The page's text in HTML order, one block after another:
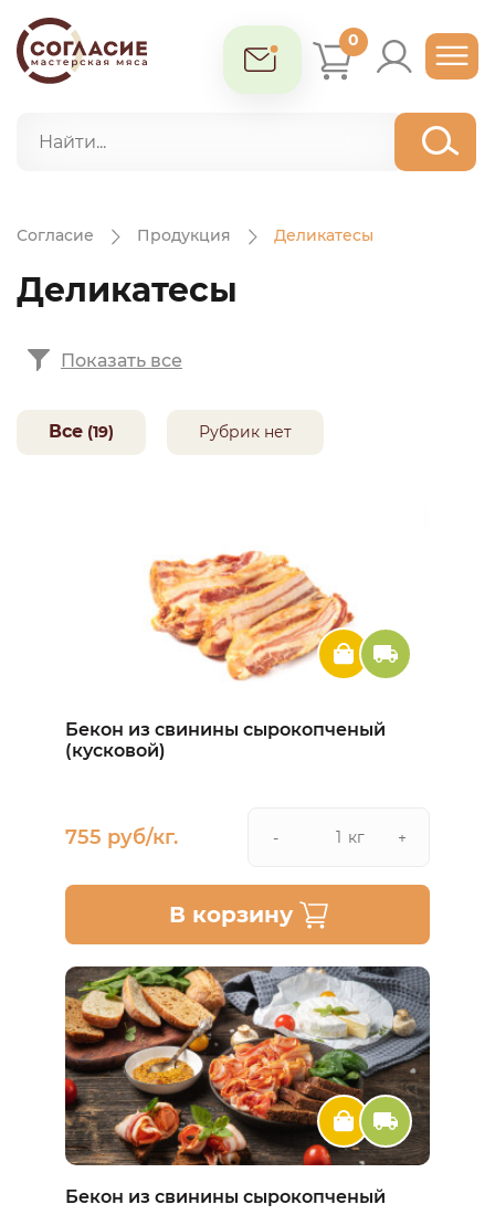
0
Согласие Продукция Деликатесы
Деликатесы
Показать все
Все (19) Рубрик нет
Бекон из свинины сырокопченый
(кусковой)
755 руб/кг. - кг +
В корзину
Бекон из свинины сырокопченый